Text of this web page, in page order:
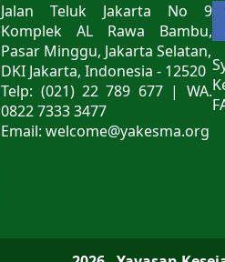
Jalan Teluk Jakarta No 9
Komplek AL Rawa Bambu,
Pasar Minggu, Jakarta Selatan,
DKI Jakarta, Indonesia - 12520
Telp: (021) 22 789 677 | WA.
0822 7333 3477
Email: welcome@yakesma.org